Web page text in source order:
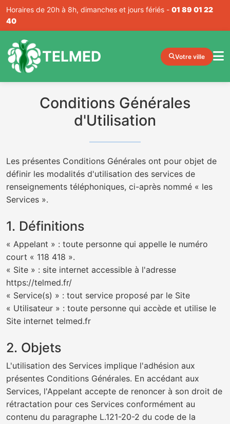
Horaires de 20h à 8h, dimanches et jours fériés - 01 89 01 22
40
TELMED Votre ville
Conditions Générales
d'Utilisation
Les présentes Conditions Générales ont pour objet de
définir les modalités d'utilisation des services de
renseignements téléphoniques, ci-après nommé « les
Services ».
1. Définitions
« Appelant » : toute personne qui appelle le numéro
court « 118 418 ».
« Site » : site internet accessible à l'adresse
https://telmed.fr/
« Service(s) » : tout service proposé par le Site
« Utilisateur » : toute personne qui accède et utilise le
Site internet telmed.fr
2. Objets
L'utilisation des Services implique l'adhésion aux
présentes Conditions Générales. En accédant aux
Services, l'Appelant accepte de renoncer à son droit de
rétractation pour ces Services conformément au
contenu du paragraphe L.121-20-2 du code de la